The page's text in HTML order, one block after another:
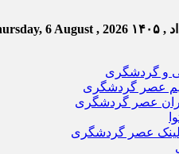
6 August , 2026
و گردشگری
عصر گردشگری
عصر گردشگری
لینک عصر گردشگری